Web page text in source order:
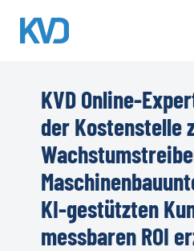
KVD Online-
der Kostenstelle
KI-gestützten
messbaren ROI